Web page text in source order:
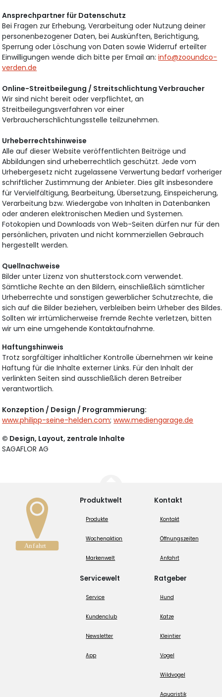
Ansprechpartner für Datenschutz
Bei Fragen zur Erhebung, Verarbeitung oder Nutzung deiner
personenbezogener Daten, bei Auskünften, Berichtigung,
Sperrung oder Löschung von Daten sowie Widerruf erteilter
Einwilligungen wende dich bitte per Email an:info@zooundco-
verden.de
Online-Streitbeilegung / Streitschlichtung Verbraucher
Wir sind nicht bereit oder verpflichtet, an
Streitbeilegungsverfahren vor einer
Verbraucherschlichtungsstelle teilzunehmen.
Urheberrechtshinweise
Alle auf dieser Website veröffentlichten Beiträge und
Abbildungen sind urheberrechtlich geschützt. Jede vom
Urhebergesetz nicht zugelassene Verwertung bedarf vorheriger
schriftlicher Zustimmung der Anbieter. Dies gilt insbesondere
für Vervielfältigung, Bearbeitung, Übersetzung, Einspeicherung,
Verarbeitung bzw. Wiedergabe von Inhalten in Datenbanken
oder anderen elektronischen Medien und Systemen.
Fotokopien und Downloads von Web-Seiten dürfen nur für den
persönlichen, privaten und nicht kommerziellen Gebrauch
hergestellt werden.
Quellnachweise
Bilder unter Lizenz von shutterstock.com verwendet.
Sämtliche Rechte an den Bildern, einschließlich sämtlicher
Urheberrechte und sonstigen gewerblicher Schutzrechte, die
sich auf die Bilder beziehen, verbleiben beim Urheber des Bildes.
Sollten wir irrtümlicherweise fremde Rechte verletzen, bitten
wir um eine umgehende Kontaktaufnahme.
Haftungshinweis
Trotz sorgfältiger inhaltlicher Kontrolle übernehmen wir keine
Haftung für die Inhalte externer Links. Für den Inhalt der
verlinkten Seiten sind ausschließlich deren Betreiber
verantwortlich.
Konzeption / Design / Programmierung:
www.philipp-seine-helden.com;www.mediengarage.de
© Design, Layout, zentrale Inhalte
SAGAFLOR AG
Produktwelt
Produkte
Wochenaktion
Markenwelt
Servicewelt
Service
Kundenclub
Newsletter
App
Kontakt
Kontakt
Öffnungszeiten
Anfahrt
Ratgeber
Hund
Katze
Kleintier
Vogel
Wildvogel
Aquaristik